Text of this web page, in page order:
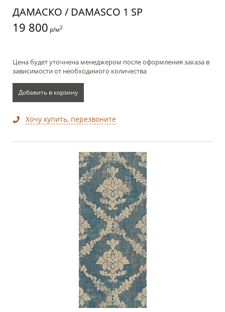
ДАМАСКО / DAMASCO 1 SP
19 800 р/м2
Цена будет уточнена менеджером после оформления заказа в
зависимости от необходимого количества
Добавить в корзину
Хочу купить, перезвоните